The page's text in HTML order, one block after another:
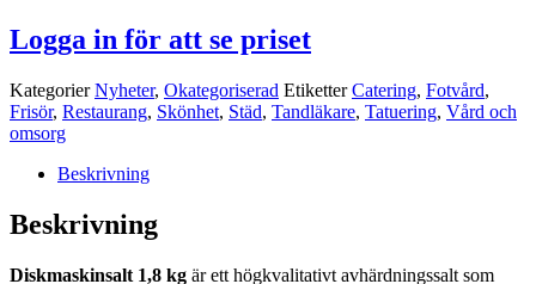
Logga in för att se priset
Kategorier Nyheter, Okategoriserad Etiketter Catering, Fotvård,
Frisör, Restaurang, Skönhet, Städ, Tandläkare, Tatuering, Vård och
omsorg
Beskrivning
Beskrivning
Diskmaskinsalt 1,8 kg är ett högkvalitativt avhärdningssalt som